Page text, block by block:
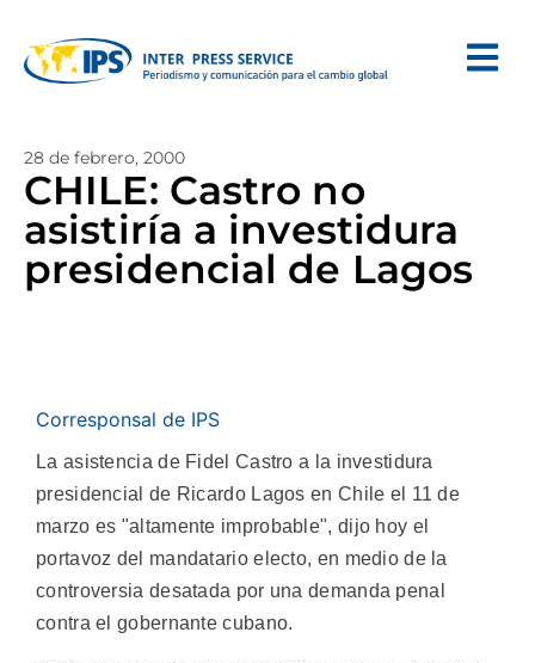
28 de febrero, 2000
CHILE: Castro no
asistiría a investidura
presidencial de Lagos
Corresponsal de IPS
La asistencia de Fidel Castro a la investidura
presidencial de Ricardo Lagos en Chile el 11 de
marzo es "altamente improbable", dijo hoy el
portavoz del mandatario electo, en medio de la
controversia desatada por una demanda penal
contra el gobernante cubano.